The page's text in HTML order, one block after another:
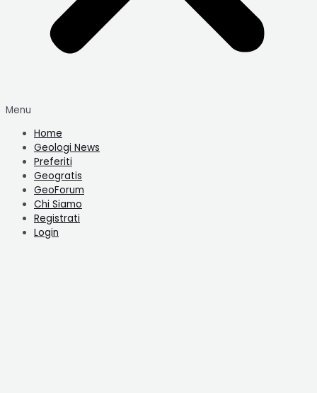
Menu
Home
Geologi News
Preferiti
Geogratis
GeoForum
Chi Siamo
Registrati
Login